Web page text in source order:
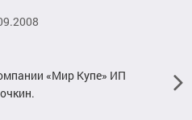
«Мир Купе» ИП